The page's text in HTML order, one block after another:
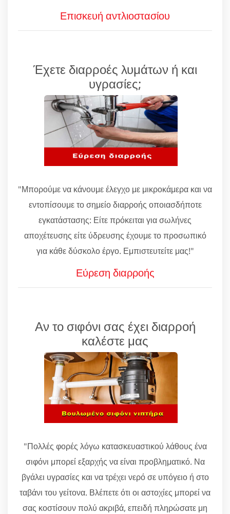
Επισκευή αντλιοστασίου
Έχετε διαρροές λυμάτων ή και
υγρασίες;
"Μπορούμε να κάνουμε έλεγχο με μικροκάμερα και να
εντοπίσουμε το σημείο διαρροής οποιασδήποτε
εγκατάστασης: Είτε πρόκειται για σωλήνες
αποχέτευσης είτε ύδρευσης έχουμε το προσωπικό
για κάθε δύσκολο έργο. Εμπιστευτείτε μας!"
Εύρεση διαρροής
Αν το σιφόνι σας έχει διαρροή
καλέστε μας
"Πολλές φορές λόγω κατασκευαστικού λάθους ένα
σιφόνι μπορεί εξαρχής να είναι προβληματικό. Να
βγάλει υγρασίες και να τρέχει νερό σε υπόγειο ή στο
ταβάνι του γείτονα. Βλέπετε ότι οι αστοχίες μπορεί να
σας κοστίσουν πολύ ακριβά, επειδή πληρώσατε μη